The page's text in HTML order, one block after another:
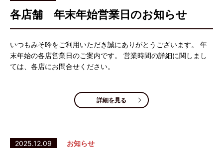
各店舗 年末年始営業日のお知らせ
いつもみそ吟をご利用いただき誠にありがとうございます。 年
末年始の各店営業日のご案内です。 営業時間の詳細に関しまし
ては、各店にお問合せください。
詳細を見る
2025.12.09 お知らせ